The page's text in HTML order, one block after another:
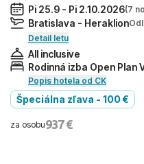
Pi 25.9 - Pi 2.10.2026(7
Bratislava - Heraklion
Detail letu
All inclusive
Rodinná izba Open Plan
Popis hotela od CK
Špeciálna zľava - 100 €
za osobu937 €